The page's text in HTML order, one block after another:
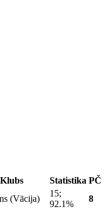
Klubs Statistika PČ
(Vācija)
15;
92.1%
8